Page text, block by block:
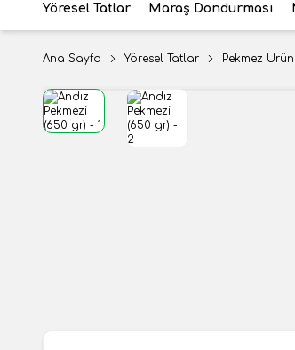
Yöresel Tatlar Maraş Dondurması
Ana Sayfa Yöresel Tatlar Pekmez